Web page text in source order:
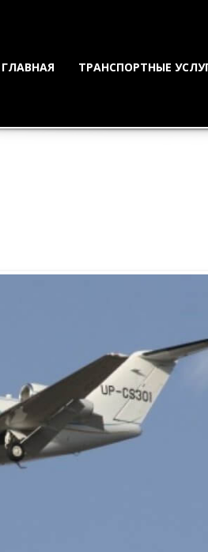
ГЛАВНАЯ ТРАНСПОРТНЫЕ